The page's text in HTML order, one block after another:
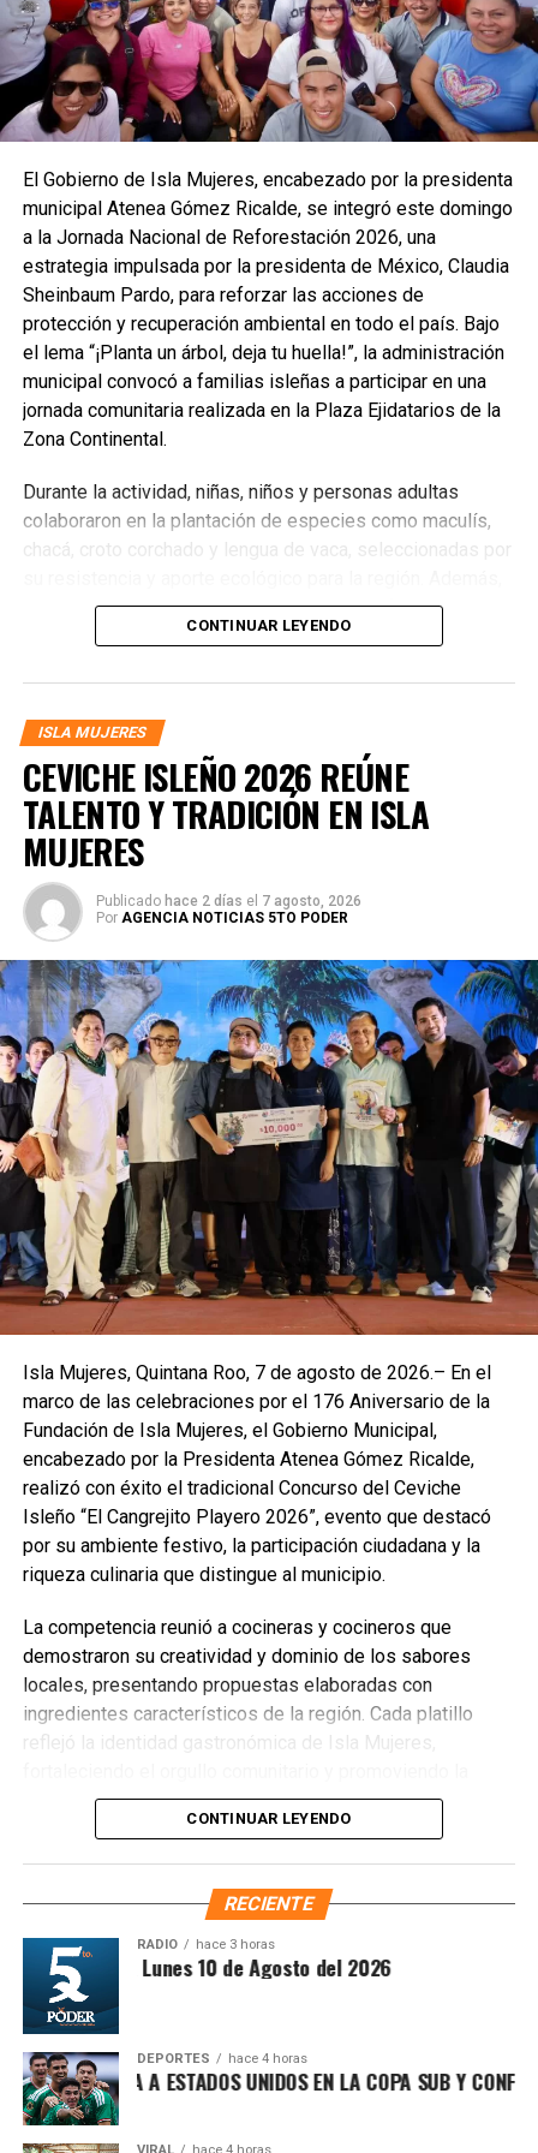
El Gobierno de Isla Mujeres, encabezado por la presidenta
municipal Atenea Gómez Ricalde, se integró este domingo
a la Jornada Nacional de Reforestación 2026, una
estrategia impulsada por la presidenta de México, Claudia
Sheinbaum Pardo, para reforzar las acciones de
protección y recuperación ambiental en todo el país. Bajo
el lema “¡Planta un árbol, deja tu huella!”, la administración
municipal convocó a familias isleñas a participar en una
jornada comunitaria realizada en la Plaza Ejidatarios de la
Zona Continental.
Durante la actividad, niñas, niños y personas adultas
colaboraron en la plantación de especies como maculís,
chacá, croto corchado y lengua de vaca, seleccionadas por
los más pequeños participaron en el rally infantil
“Semillitas que Transforman”, una dinámica diseñada para
formación comunitaria.
La jornada permitió promover la importancia de preservar
los recursos naturales, al tiempo que generó espacios de
convivencia y participación ciudadana. Con estas acciones,
el Gobierno Municipal reafirma su compromiso de
sumarse a las iniciativas nacionales que buscan construir
territorios más verdes, sostenibles y con mejores
condiciones para las futuras generaciones.
la reforestación es una tarea permanente que requiere la
colaboración de instituciones y ciudadanía, por lo que
continuará impulsando programas y actividades que
fortalezcan la cultura ambiental en Isla Mujeres. La
participación activa de las familias demuestra que la
protección del medio ambiente es una responsabilidad
compartida y un legado que se construye día a día.
Recibe las noticias al instante
Únete al canal oficial de WhatsApp de
Quinto Poder y recibe las noticias más
CONTINUAR LEYENDO
ISLA MUJERES
CEVICHE ISLEÑO 2026 REÚNE
TALENTO Y TRADICIÓN EN ISLA
MUJERES
Publicado hace 2 días el 7 agosto, 2026
Por AGENCIA NOTICIAS 5TO PODER
Isla Mujeres, Quintana Roo, 7 de agosto de 2026.– En el
marco de las celebraciones por el 176 Aniversario de la
Fundación de Isla Mujeres, el Gobierno Municipal,
encabezado por la Presidenta Atenea Gómez Ricalde,
realizó con éxito el tradicional Concurso del Ceviche
Isleño “El Cangrejito Playero 2026”, evento que destacó
por su ambiente festivo, la participación ciudadana y la
riqueza culinaria que distingue al municipio.
La competencia reunió a cocineras y cocineros que
demostraron su creatividad y dominio de los sabores
locales, presentando propuestas elaboradas con
ingredientes característicos de la región. Cada platillo
reflejó la identidad gastronómica de Isla Mujeres,
preservación de las tradiciones culinarias que han dado
prestigio al destino.CONTINUAR LEYENDO
RECIENTE
RADIO hace 3 horas
Matutina Lunes 10 de Agosto del 2026
DEPORTES hace 4 horas
DERROTA A ESTADOS UNIDOS EN LA COPA SUB Y CONFIRMA